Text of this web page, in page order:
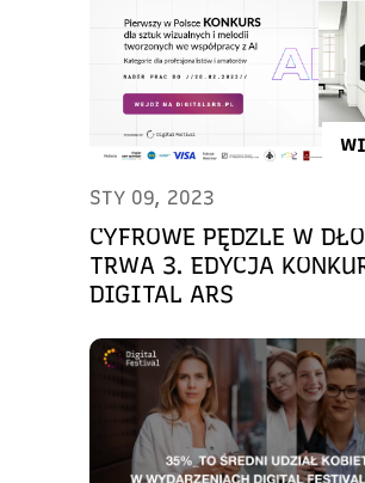
STY 09, 2023
CYFROWE PĘDZLE W
TRWA 3. EDYCJA
DIGITAL ARS